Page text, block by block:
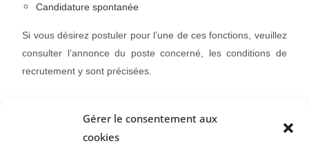
Gérer le consentement aux
cookies
Candidature spontanée
Si vous désirez postuler pour l’une de ces fonctions, veuillez
consulter l’annonce du poste concerné, les conditions de
recrutement y sont précisées.